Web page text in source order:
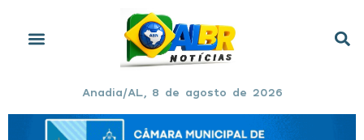
Anadia/AL, 8 de agosto de 2026